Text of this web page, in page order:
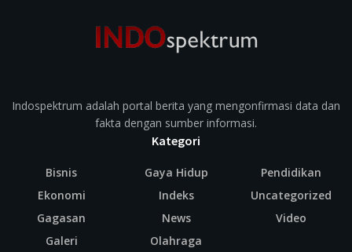
Indospektrum adalah portal berita yang mengonfirmasi data dan
fakta dengan sumber informasi.
Kategori
Bisnis
Ekonomi
Gagasan
Galeri
Gaya Hidup
Indeks
News
Olahraga
Pendidikan
Uncategorized
Video